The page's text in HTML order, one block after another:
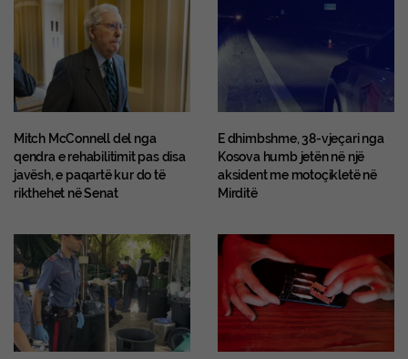
Mitch McConnell del nga
qendra e rehabilitimit pas disa
javësh, e paqartë kur do të
rikthehet në Senat
E dhimbshme, 38-vjeçari nga
Kosova humb jetën në një
aksident me motoçikletë në
Mirditë